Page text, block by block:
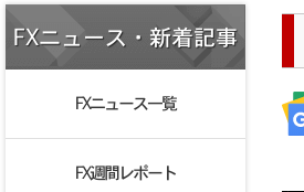
FXニュース・新着記事
FXニュース一覧
FX週間レポート